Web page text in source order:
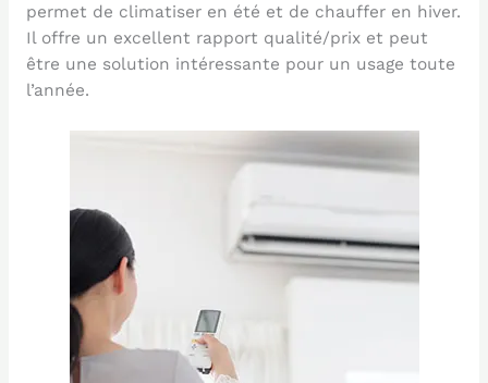
permet de climatiser en été et de chauffer en hiver.
Il offre un excellent rapport qualité/prix et peut
être une solution intéressante pour un usage toute
l’année.